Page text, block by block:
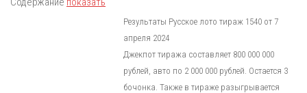
Результаты Русское лото тираж 1540 от 7
апреля 2024
Джекпот тиража составляет 800 000 000
рублей, авто по 2 000 000 рублей. Остается 3
бочонка. Также в тираже разыгрывается